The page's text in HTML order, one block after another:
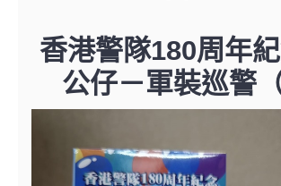
香港警隊180周年
公仔－軍裝巡警（